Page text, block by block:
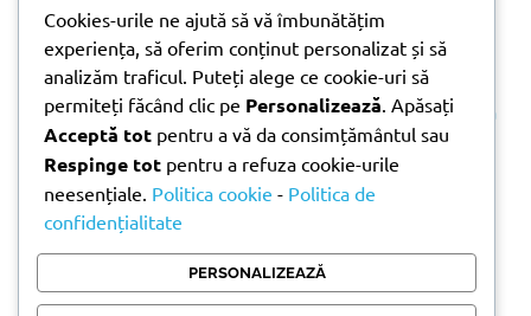
ARTICOLE RECENTE
Parchet laminat sau SPC? Diferențele care contează
Materiale pentru zidărie – avantajele fiecărei soluții
și când se folosesc
Ghid practic pentru alegerea vopselei lavabile
pentru fiecare încăpere
Produse indispensabile pentru lucrările de
întreținere din timpul verii
Cookies-urile ne ajută să vă îmbunătățim
experiența, să oferim conținut personalizat și să
analizăm traficul. Puteți alege ce cookie-uri să
permiteți făcând clic pe Personalizează . Apăsați
Acceptă tot pentru a vă da consimțământul sau
Respinge tot pentru a refuza cookie-urile
neesențiale. Politica cookie - Politica de
confidențialitate
PERSONALIZEAZĂ